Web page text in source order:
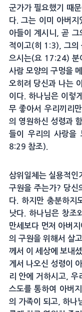
군가가 필요했기 때
다. 그는 이미 아버지
아들이 계시니, 곧
적이고(히 1:3), 그의
으시는(요 17:24) 분
사람 모양의 구멍을
오히려 당신과 나는
이다. 하나님은 이렇
무 좋아서 우리끼리
의 영원하신 성령과
들이 우리의 사랑을
8:29 참조).
삼위일체는 실용적인
구원을 주는가? 당신
다. 하지만 충분하지
낫다. 하나님은 창조
만세보다 먼저 아버
의 구원을 위해서 살
께서 이 세상에 보내
게서 나오신 성령이
리 안에 거하시고, 우
스도를 통하여 아버
의 가족이 되고, 하나